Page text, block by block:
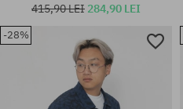
415,90 LEI 284,90 LEI
-28%